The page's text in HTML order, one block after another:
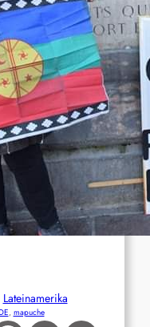
Lateinamerika
, mapuche